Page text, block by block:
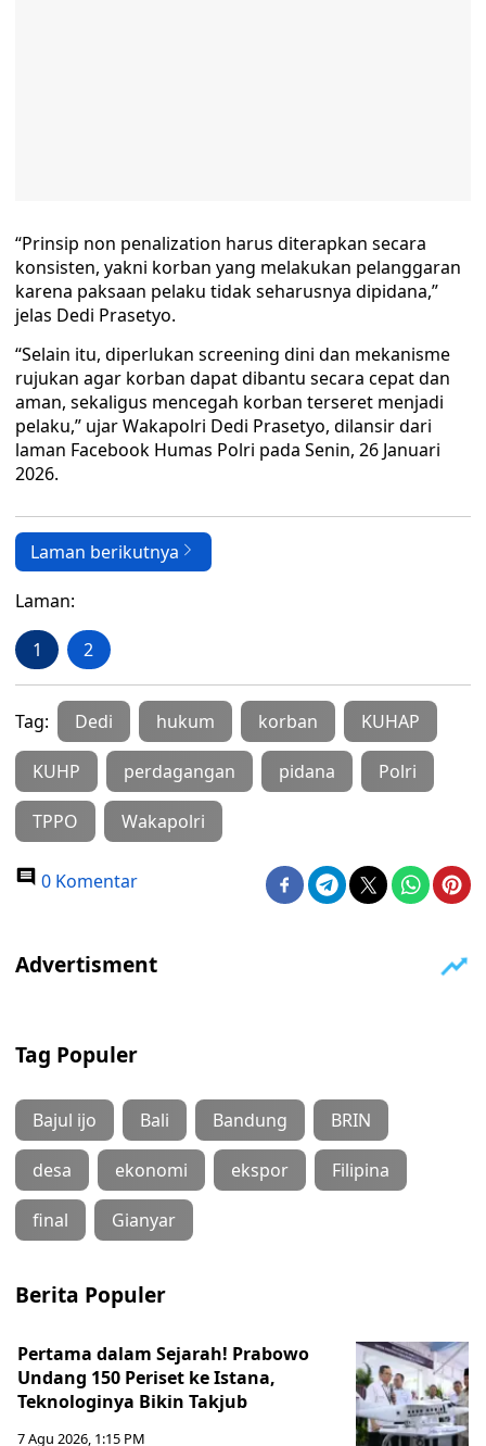
“Prinsip non penalization harus diterapkan secara
konsisten, yakni korban yang melakukan pelanggaran
karena paksaan pelaku tidak seharusnya dipidana,”
jelas Dedi Prasetyo.
“Selain itu, diperlukan screening dini dan mekanisme
rujukan agar korban dapat dibantu secara cepat dan
aman, sekaligus mencegah korban terseret menjadi
pelaku,” ujar Wakapolri Dedi Prasetyo, dilansir dari
laman Facebook Humas Polri pada Senin, 26 Januari
2026.
Laman berikutnya
Laman:
1 2
Tag: Dedi hukum korban KUHAP
KUHP perdagangan pidana Polri
TPPO Wakapolri
0 Komentar
Tag Populer
Bajul ijo Bali Bandung BRIN
desa ekonomi ekspor Filipina
final Gianyar
Berita Populer
Pertama dalam Sejarah! Prabowo
Undang 150 Periset ke Istana,
Teknologinya Bikin Takjub
7 Agu 2026, 1:15 PM